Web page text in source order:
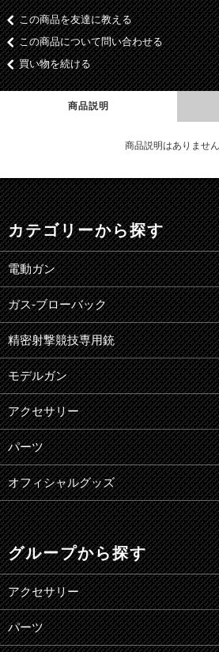
この商品を友達に教える
この商品について問い合わせる
買い物を続ける
商品説明
商品説明はありません
カテゴリーから探す
電動ガン
ガス-ブローバック
精密射撃競技専用銃
モデルガン
アクセサリー
パーツ
オフィシャルグッズ
グループから探す
アクセサリー
パーツ